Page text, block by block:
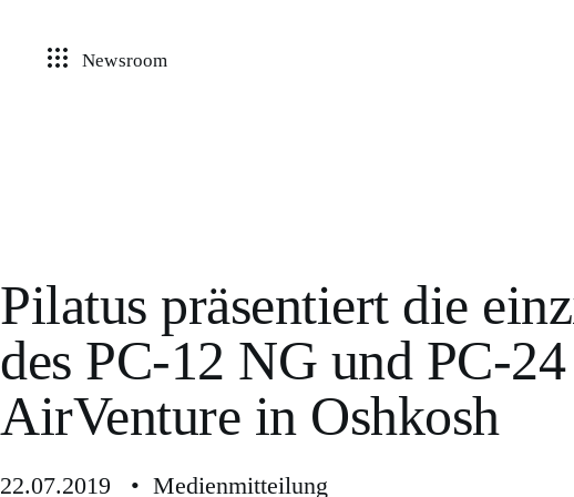
Newsroom
Pilatus präsentiert die
des PC-12 NG und PC-
AirVenture in Oshkosh
22.07.2019 • Medienmitteilung